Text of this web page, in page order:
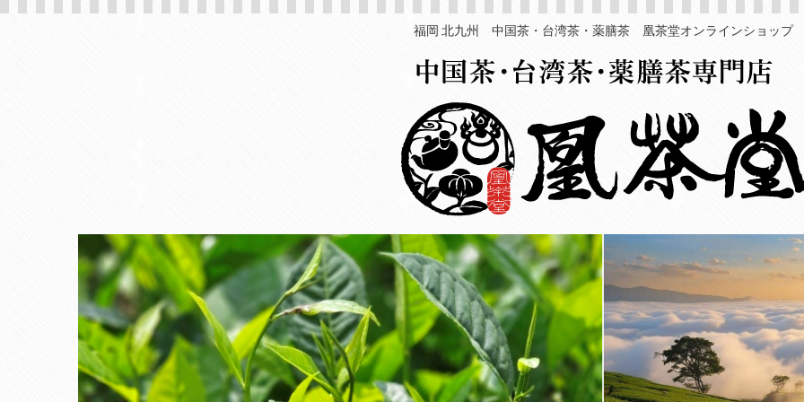
福岡 北九州 中国茶・台湾茶・薬膳茶 凰茶堂オンラインショップ